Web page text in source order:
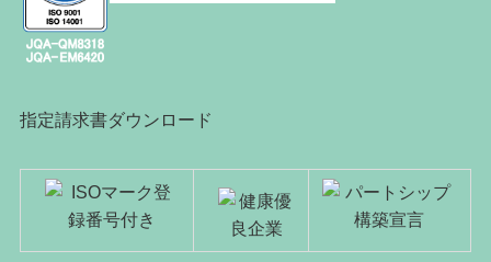
指定請求書ダウンロード